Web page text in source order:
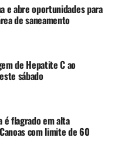
de lento
– Tendência de
e Itaqui e lenta
ao longo do dia.
de lento
inundação ao longo
e abre oportunidades para
de saneamento
de Hepatite C ao
sábado
é flagrado em alta
com limite de 60